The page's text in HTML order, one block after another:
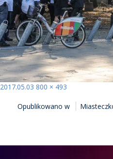
Opublikowano
2017.05.03 Pełny
800 × 493
WPISUOpublikowano w